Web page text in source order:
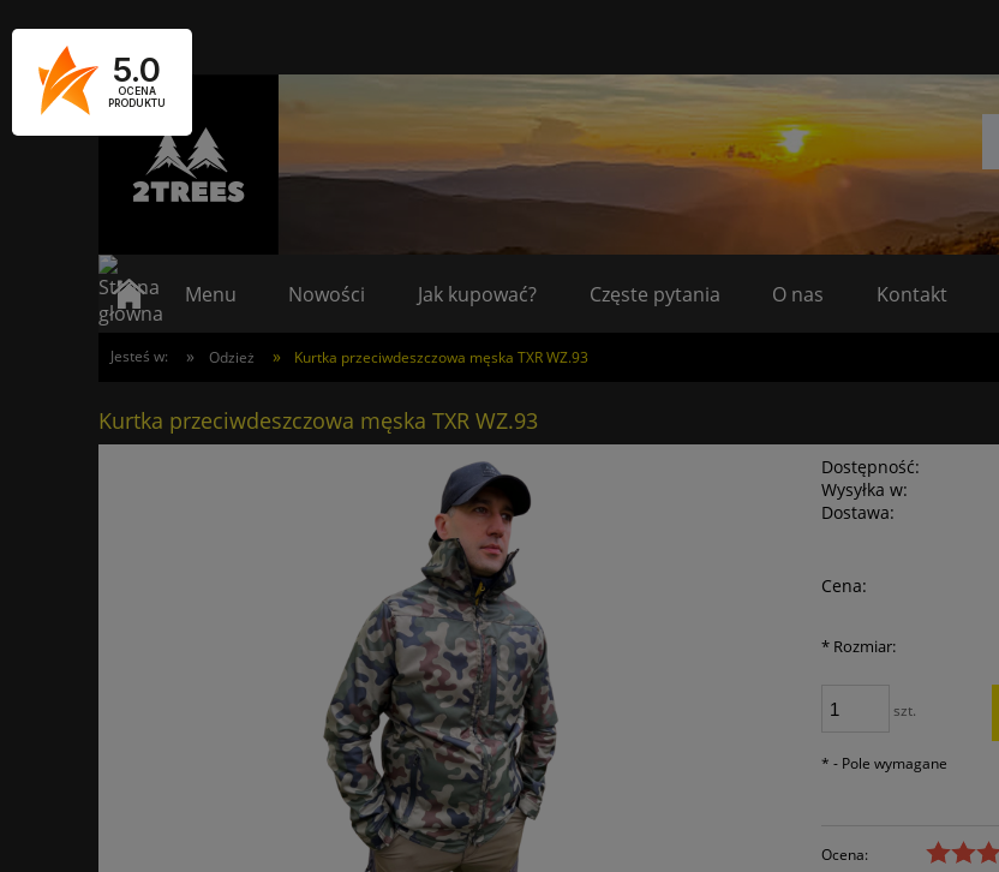
Menu Nowości Jak kupować? Częste pytania O nas Kontakt
Jesteś w: » Odzież » Kurtka przeciwdeszczowa męska TXR WZ.93
Kurtka przeciwdeszczowa męska TXR WZ.93
Dostępność:
Wysyłka w:
Dostawa:
płatnościCena:
* Rozmiar:
szt.
* - Pole wymagane
Ocena:
5.0
OCENA
PRODUKTU